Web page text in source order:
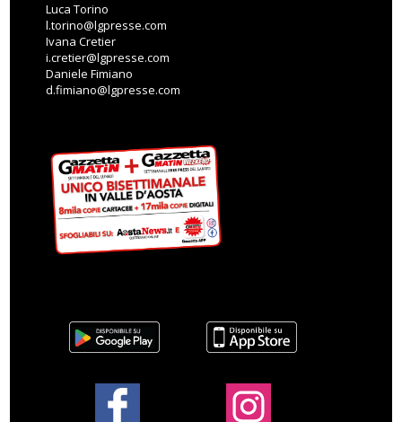
Luca Torino
l.torino@lgpresse.com
Ivana Cretier
i.cretier@lgpresse.com
Daniele Fimiano
d.fimiano@lgpresse.com